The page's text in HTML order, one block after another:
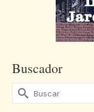
Buscador
Buscar
por: